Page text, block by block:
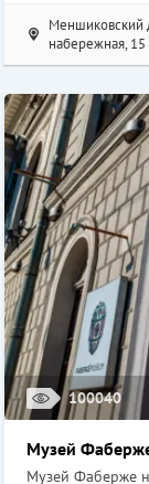
Меншиковский
набережная, 15
100040
Музей
Музей Фаберже